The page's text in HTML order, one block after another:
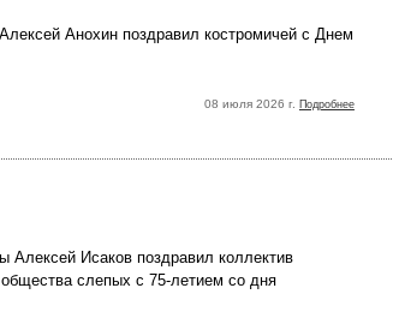
Анохин поздравил костромичей с Днем
08 июля 2026 г. Подробнее
Алексей Исаков поздравил коллектив
общества слепых с 75-летием со дня